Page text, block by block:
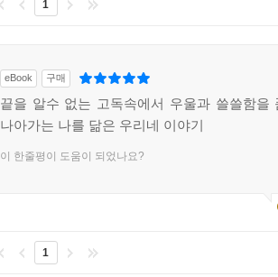
1
eBook 구매
끝을 알수 없는 고독속에서 우울과 쓸쓸함을
나아가는 나를 닮은 우리네 이야기
이 한줄평이 도움이 되었나요?
1